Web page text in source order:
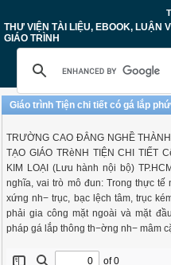
THƯ VIỆN TÀI LIỆU, EBOOK, LUẬN
GIÁO TRÌNH
Giáo trình Tiện chi tiết có gá lắp
TRƯỜNG CAO ĐẲNG NGHỀ
TẠO GIÁO TRèNH TIỆN CHI TIẾT
KIM LOẠI (Lưu hành nội bộ)
nghĩa, vai trò mô đun: Trong thực
xứng nh− trục, bạc lệch tâm, trục
phải gia công mặt ngoài và mặt
pháp gá lắp thông th−ờng nh− mâm